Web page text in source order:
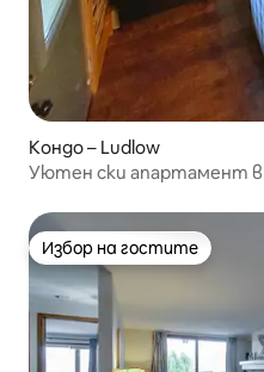
Кондо – Ludlow
Уютен ски апартамент в
Избор на гостите
Избор на гостите